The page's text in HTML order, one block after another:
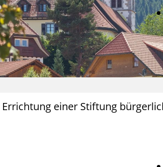
Errichtung einer Stiftung